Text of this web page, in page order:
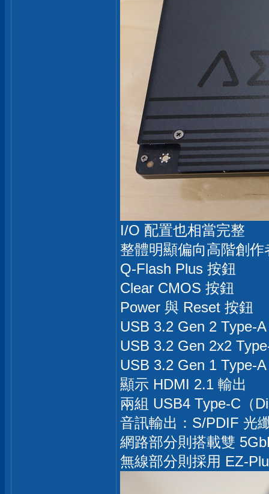
I/O 配置也相當完整
整體明顯偏向高階創
Q-Flash Plus 按鈕
Clear CMOS 按鈕
Power 與 Reset 按鈕
USB 3.2 Gen 2 Type-
USB 3.2 Gen 2x2
USB 3.2 Gen 1 Type-
顯示 HDMI 2.1 輸出
兩組 USB4 Type-C（
音訊輸出：S/PDIF 光
網路部分則搭載雙
無線部分則採用 EZ-